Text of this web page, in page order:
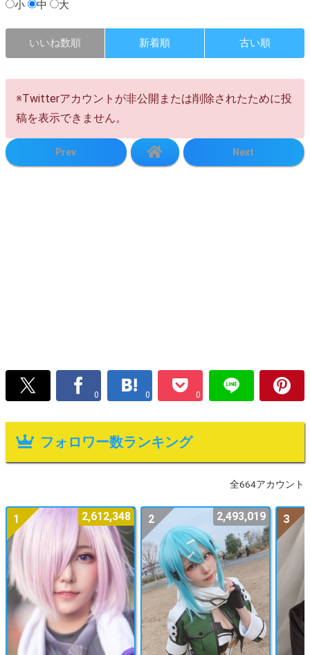
小 中 大
いいね数順 新着順 古い順
※Twitterアカウントが非公開または削除されたために投
稿を表示できません。
Prev Next
0 0 0
フォロワー数ランキング
全664アカウント
1 2,612,348 2 2,493,019 3